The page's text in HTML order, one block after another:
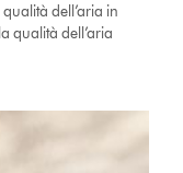
dell’aria in
qualità dell’aria